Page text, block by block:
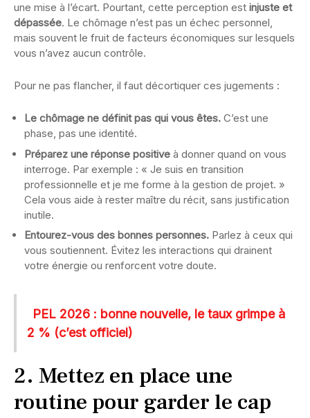
une mise à l’écart. Pourtant, cette perception est injuste et
dépassée. Le chômage n’est pas un échec personnel,
mais souvent le fruit de facteurs économiques sur lesquels
vous n’avez aucun contrôle.
Pour ne pas flancher, il faut décortiquer ces jugements :
Le chômage ne définit pas qui vous êtes. C’est une
phase, pas une identité.
Préparez une réponse positive à donner quand on vous
interroge. Par exemple : « Je suis en transition
professionnelle et je me forme à la gestion de projet. »
Cela vous aide à rester maître du récit, sans justification
inutile.
Entourez-vous des bonnes personnes. Parlez à ceux qui
vous soutiennent. Évitez les interactions qui drainent
votre énergie ou renforcent votre doute.
PEL 2026 : bonne nouvelle, le taux grimpe à
2 % (c’est officiel)
2. Mettez en place une
routine pour garder le cap